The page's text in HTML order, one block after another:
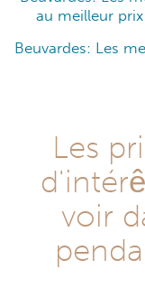
au meilleur
Beuvardes: Les
Les
voir